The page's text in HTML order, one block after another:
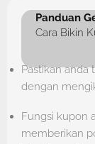
Panduan
Cara Bikin
Pastikan anda
dengan
Fungsi kupon
memberikan